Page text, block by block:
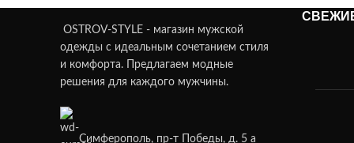
Коричневый 101 1
Коричневый 20-2521
Коричневый 21-50114-95 1
Коричневый 21-52714-99
Коричневый 233511
OSTROV-STYLE - магазин мужской
одежды с идеальным сочетанием стиля
и комфорта. Предлагаем модные
решения для каждого мужчины.
Симферополь, пр-т Победы, д. 5 а